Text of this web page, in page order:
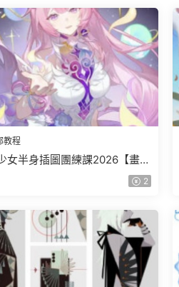
教程
女半身插圖團練課2026【畫質
2